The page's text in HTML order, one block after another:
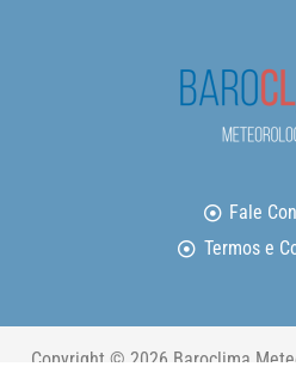
Fale
Termos e
Copyright © 2026 Baroclima